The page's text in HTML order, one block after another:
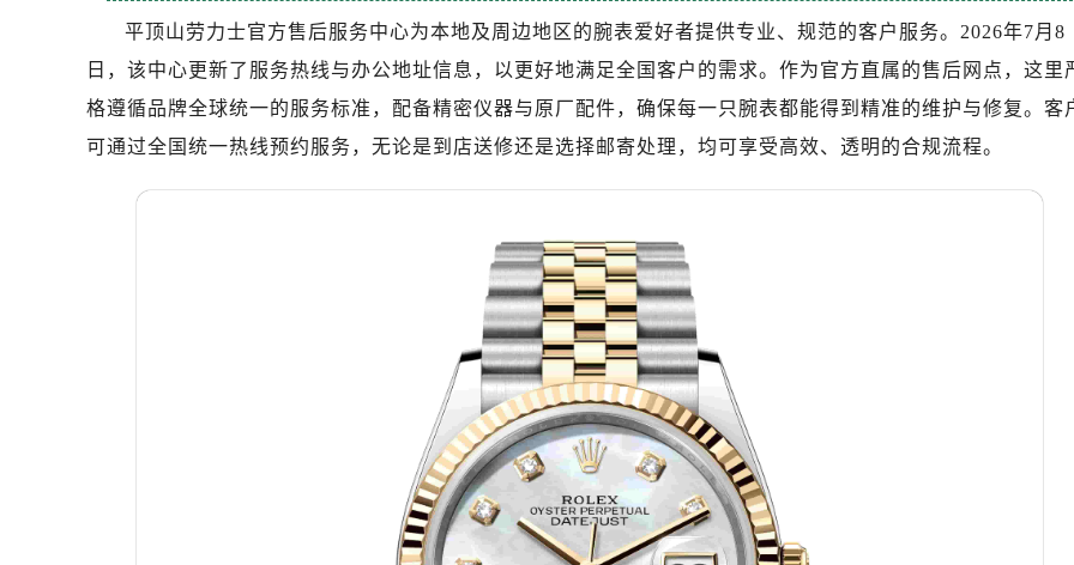
济南市历下区经十路11111号华润中心写字楼（万象城）15层1508室（需提前预约）
广州市越秀区环市东路371-375号世界贸易中心大厦南塔写字楼15层07室（需提前预约）
深圳市罗湖区深南东路5001号华润大厦写字楼17层1701室（需提前预约）
惠州市惠城区江北文昌一路7号华贸大厦写字楼1座30层05室（需提前预约）
厦门市思明区湖滨东路95号华润大厦写字楼B座11层1104室（需提前预约）
成都市锦江区人民东路6号SAC东原中心写字楼24层2406B室（需提前预约）
重庆市江北区观音桥步行街2号融恒时代广场写字楼9层902室（需提前预约）
长沙市芙蓉区定王台街道建湘路393号世茂环球金融中心写字楼（芙蓉广场）10层13室（需提前预约
郑州市二七区铭功路10号华润大厦写字楼29层2905室（需提前预约）
太原市迎泽区解放路15号亨得利名表服务中心（品牌授权店）3层整层（需提前预约）
沈阳市沈河区中街路137号亨得利名表服务中心（品牌授权店）1层整层（需提前预约）
沈阳市沈河区中街路83号亨得利名表服务中心（品牌授权店）1层整层（需提前预约）
乌鲁木齐市天山区红山路26号时代广场（CCMALL）C座17层17-B（需提前预约）
温州市鹿城区锦绣路1067号置信广场10层1015室（需提前预约）
哈尔滨市道里区友谊西路600号富力中心T2座写字楼29层03室（需提前预约）
平顶山劳力士官方售后服务中心为本地及周边地区的腕表爱好者提供专业、规范的客户服务。2026年7月8
日，该中心更新了服务热线与办公地址信息，以更好地满足全国客户的需求。作为官方直属的售后网点，这里
格遵循品牌全球统一的服务标准，配备精密仪器与原厂配件，确保每一只腕表都能得到精准的维护与修复。客
可通过全国统一热线预约服务，无论是到店送修还是选择邮寄处理，均可享受高效、透明的合规流程。